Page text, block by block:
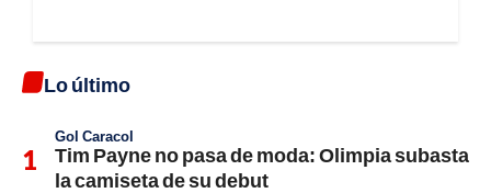
Lo último
Gol Caracol
Tim Payne no pasa de moda: Olimpia subasta
la camiseta de su debut